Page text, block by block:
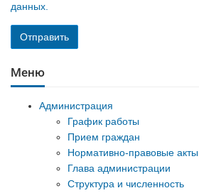
данных.
Отправить
Меню
Администрация
График работы
Прием граждан
Нормативно-правовые акты
Глава администрации
Структура и численность